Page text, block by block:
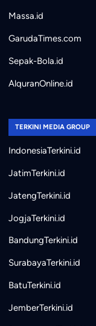
Massa.id
GarudaTimes.com
Sepak-Bola.id
AlquranOnline.id
TERKINI MEDIA GROUP
IndonesiaTerkini.id
JatimTerkini.id
JatengTerkini.id
JogjaTerkini.id
BandungTerkini.id
SurabayaTerkini.id
BatuTerkini.id
JemberTerkini.id